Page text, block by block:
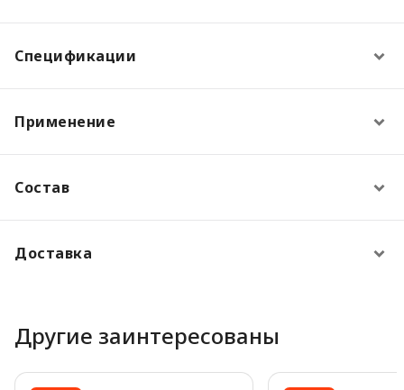
Спецификации
Применение
Состав
Доставка
Другие заинтересованы